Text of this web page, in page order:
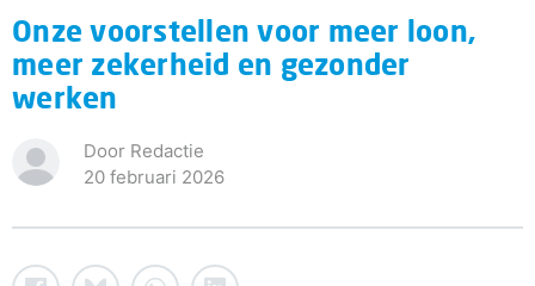
Onze voorstellen voor meer loon,
meer zekerheid en gezonder
werken
Door Redactie
20 februari 2026